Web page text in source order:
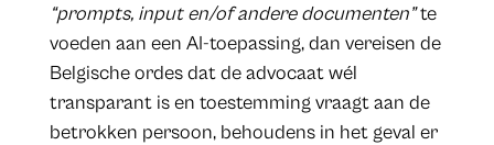
“prompts, input en/of andere documenten”te
voeden aan een AI-toepassing, dan vereisen de
Belgische ordes dat de advocaat wél
transparant is en toestemming vraagt aan de
betrokken persoon, behoudens in het geval er